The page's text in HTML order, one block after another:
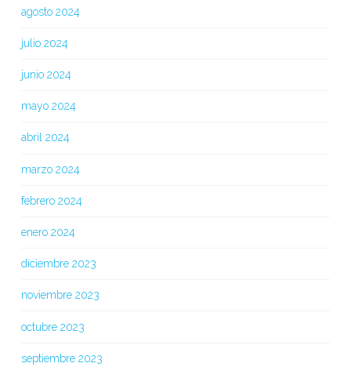
agosto 2024
julio 2024
junio 2024
mayo 2024
abril 2024
marzo 2024
febrero 2024
enero 2024
diciembre 2023
noviembre 2023
octubre 2023
septiembre 2023